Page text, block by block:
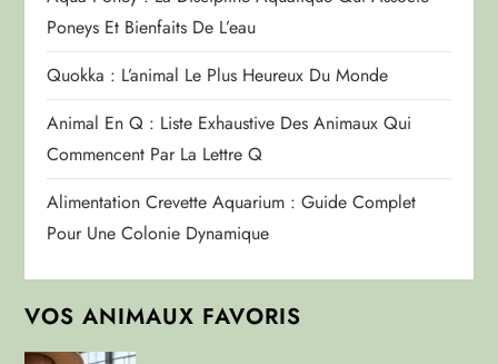
Poneys Et Bienfaits De L’eau
Quokka : L’animal Le Plus Heureux Du Monde
Animal En Q : Liste Exhaustive Des Animaux Qui
Commencent Par La Lettre Q
Alimentation Crevette Aquarium : Guide Complet
Pour Une Colonie Dynamique
VOS ANIMAUX FAVORIS